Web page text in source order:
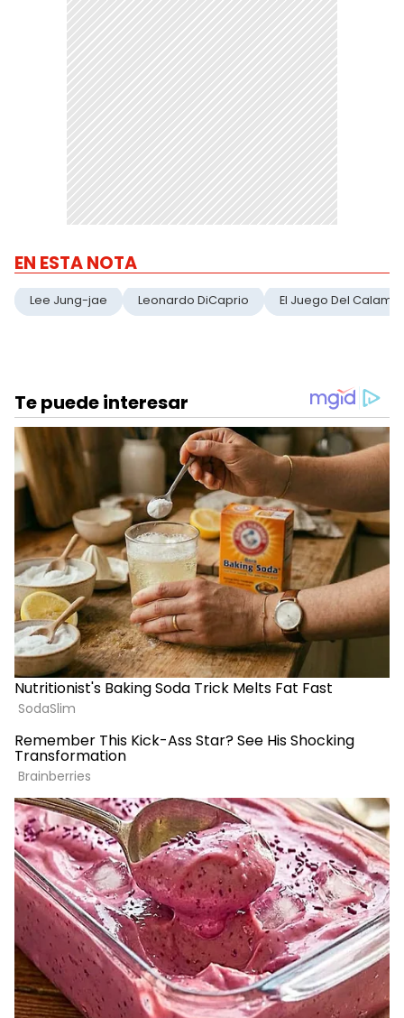
EN ESTA NOTA
Lee Jung-jae Leonardo DiCaprio El Juego Del Calamar